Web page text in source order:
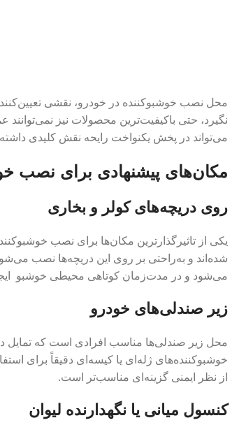
محل نصب خوشبوکننده در خودرو، نقشی
نگیرد، حتی باکیفیت‌ترین محصولات نیز
می‌تواند در پخش یکنواخت رایحه نقش کلیدی
مکان‌های پیشنهادی برای نصب
روی دریچه‌های کولر و بخاری
یکی از تاثیرگذارترین مکان‌ها برای نصب
شده‌اند و به‌راحتی بر روی این دریچه‌ها نصب
می‌شود و در مدت‌زمان کوتاهی محیطی خوشبو
زیر صندلی‌های خودرو
محل زیر صندلی‌ها مناسب افرادی است که تمایل
خوشبوکننده‌های ژله‌ای یا کیسه‌ای دقیقاً برای
از نظر ایمنی گزینه‌ای مناسب‌تر است.
کنسول میانی یا نگهدارنده لیوان